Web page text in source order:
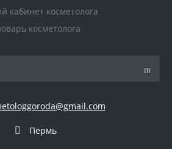
кабинет косметолога
косметолога
Пермь